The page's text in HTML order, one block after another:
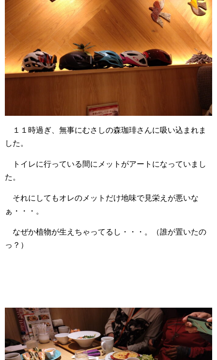
１１時過ぎ、無事にむさしの森珈琲さんに吸い込まれま
した。
トイレに行っている間にメットがアートになっていまし
た。
それにしてもオレのメットだけ地味で見栄えが悪いな
ぁ・・・。
なぜか植物が生えちゃってるし・・・。（誰が置いたの
っ？）